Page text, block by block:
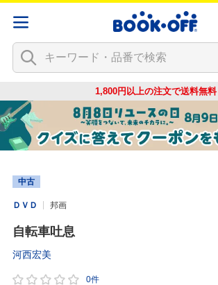
1,800円以上の注文で送料無料
中古
ＤＶＤ 邦画
自転車吐息
河西宏美
0件